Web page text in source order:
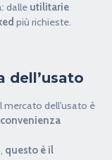
dalle utilitarie
più richieste.
dell’usato
dell’usato è
questo è il